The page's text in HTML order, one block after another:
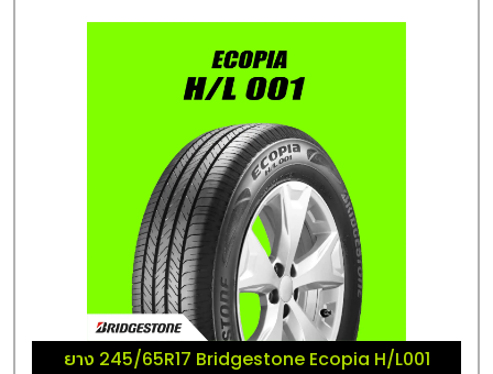
ยาง 245/65R17 Bridgestone Ecopia H/L001